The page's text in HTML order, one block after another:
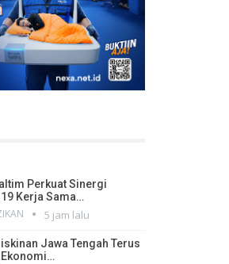
Perkuat Sinergi
Kerja Sama…
5 jam lalu
Jawa Tengah Terus
Ekonomi…